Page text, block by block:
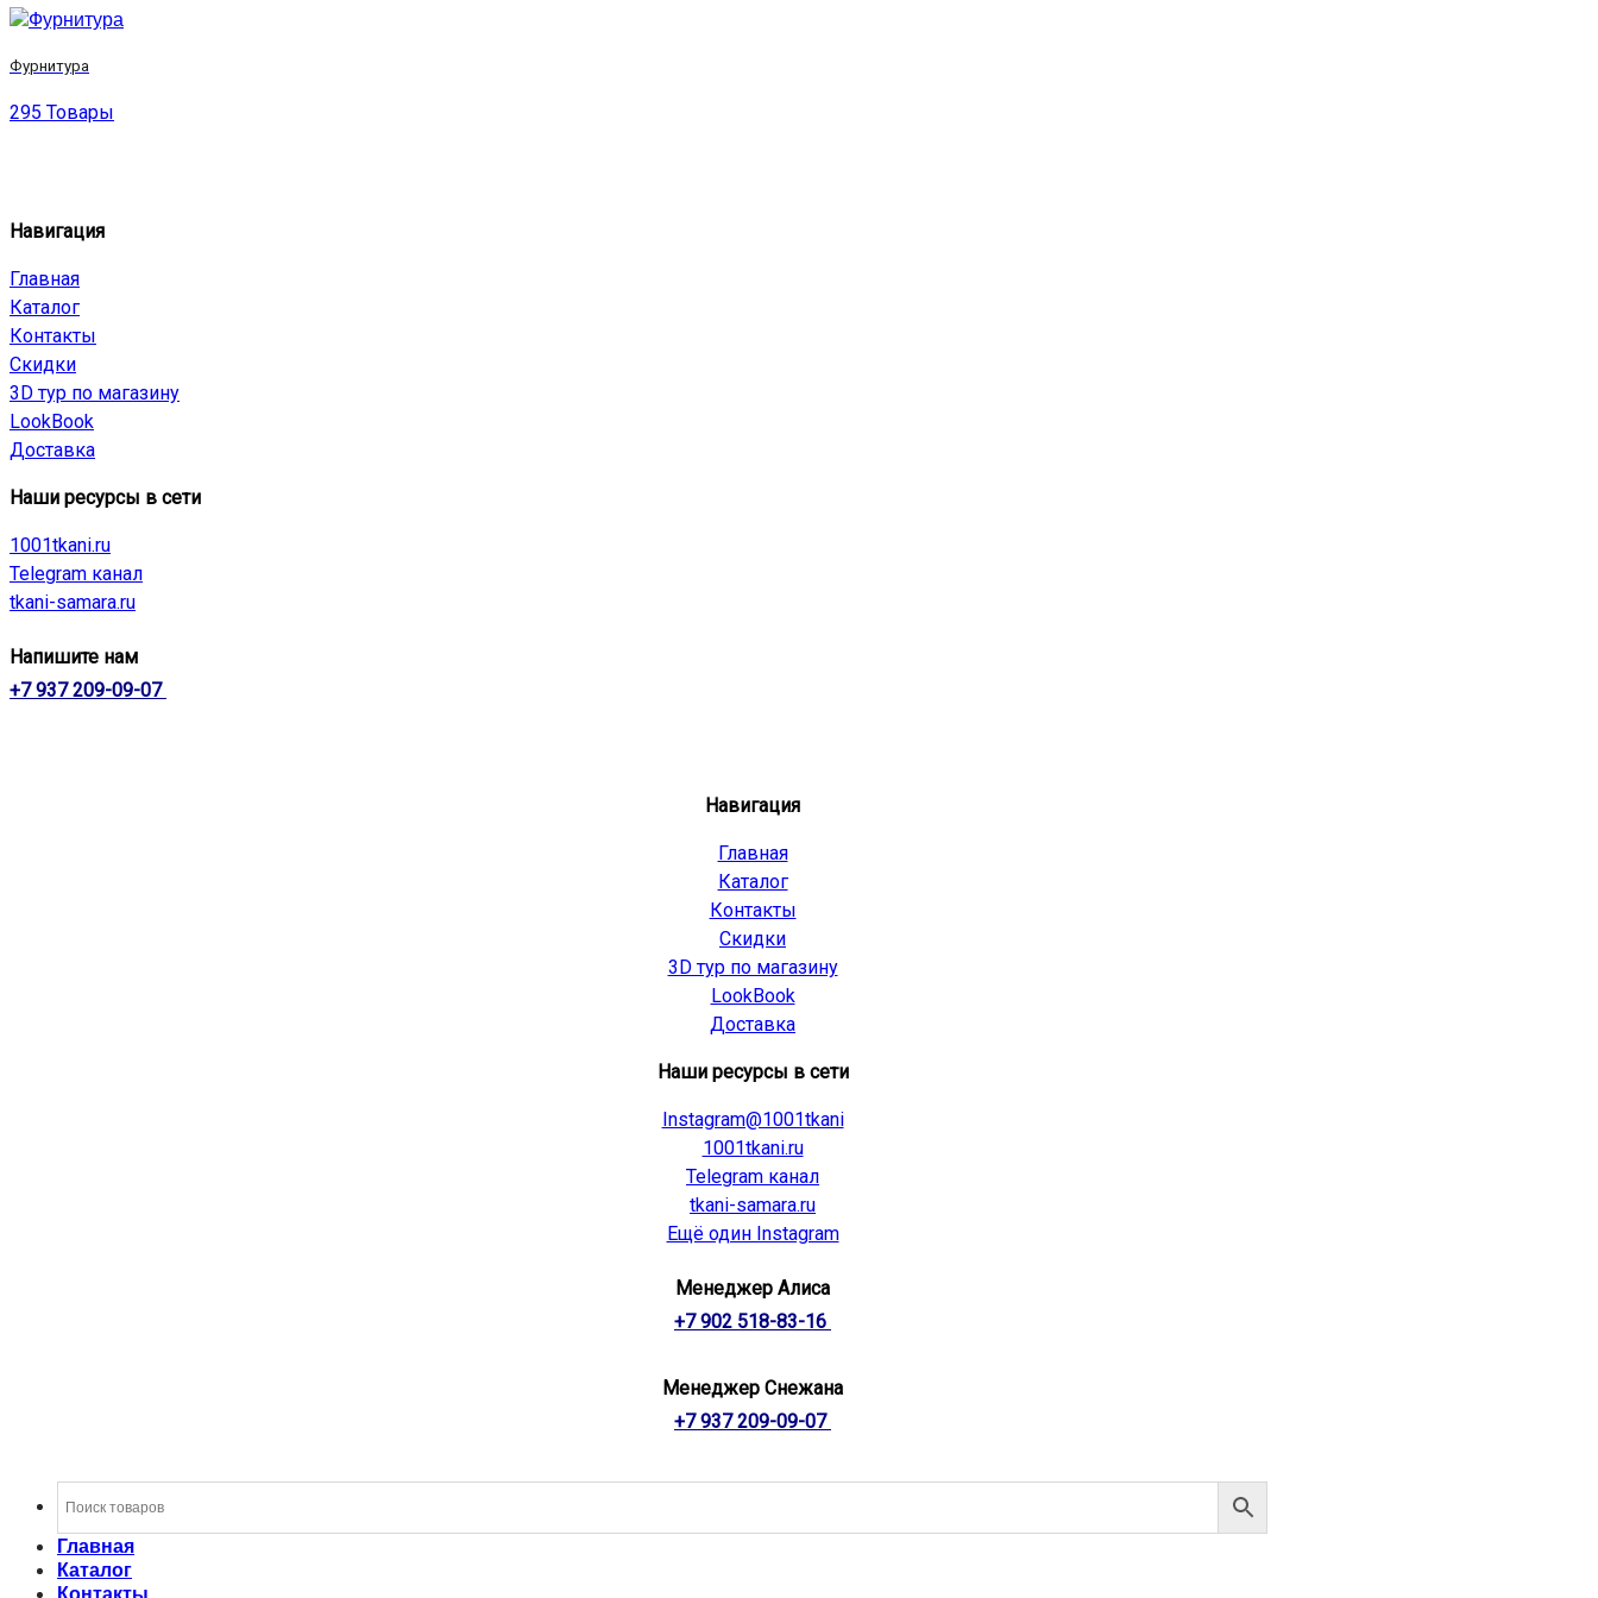
Фурнитура
295 Товары
Навигация
Главная
Каталог
Контакты
Скидки
3D тур по магазину
LookBook
Доставка
Наши ресурсы в сети
1001tkani.ru
Telegram канал
tkani-samara.ru
Напишите нам
+7 937 209-09-07
Навигация
Главная
Каталог
Контакты
Скидки
3D тур по магазину
LookBook
Доставка
Наши ресурсы в сети
Instagram@1001tkani
1001tkani.ru
Telegram канал
tkani-samara.ru
Ещё один Instagram
Менеджер Алиса
+7 902 518-83-16
Менеджер Снежана
+7 937 209-09-07
Главная
Каталог
Контакты